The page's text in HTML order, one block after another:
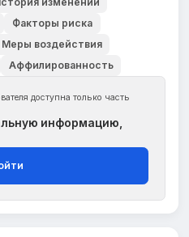
Факторы риска
Меры воздействия
Аффилированность
доступна только часть
информацию,